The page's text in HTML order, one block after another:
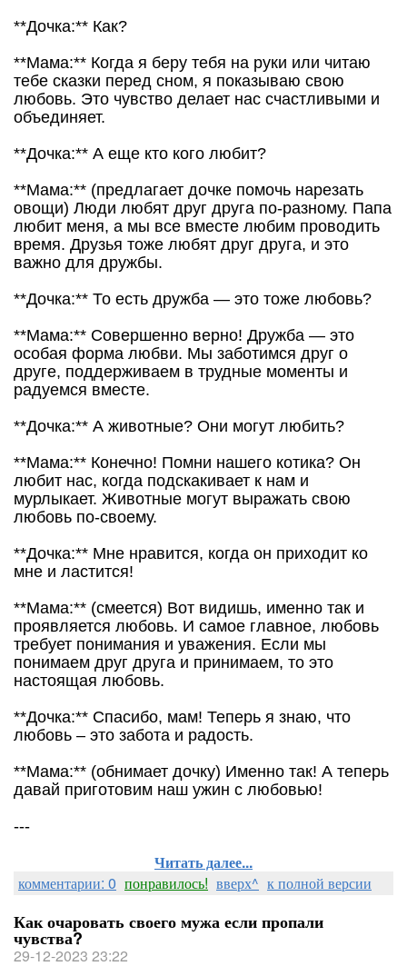
**Дочка:** Как?
**Мама:** Когда я беру тебя на руки или читаю
тебе сказки перед сном, я показываю свою
любовь. Это чувство делает нас счастливыми и
объединяет.
**Дочка:** А еще кто кого любит?
**Мама:** (предлагает дочке помочь нарезать
овощи) Люди любят друг друга по-разному. Папа
любит меня, а мы все вместе любим проводить
время. Друзья тоже любят друг друга, и это
важно для дружбы.
**Дочка:** То есть дружба — это тоже любовь?
**Мама:** Совершенно верно! Дружба — это
особая форма любви. Мы заботимся друг о
друге, поддерживаем в трудные моменты и
радуемся вместе.
**Дочка:** А животные? Они могут любить?
**Мама:** Конечно! Помни нашего котика? Он
любит нас, когда подскакивает к нам и
мурлыкает. Животные могут выражать свою
любовь по-своему.
**Дочка:** Мне нравится, когда он приходит ко
мне и ластится!
**Мама:** (смеется) Вот видишь, именно так и
проявляется любовь. И самое главное, любовь
требует понимания и уважения. Если мы
понимаем друг друга и принимаем, то это
настоящая любовь.
**Дочка:** Спасибо, мам! Теперь я знаю, что
любовь – это забота и радость.
**Мама:** (обнимает дочку) Именно так! А теперь
давай приготовим наш ужин с любовью!
---
Читать далее...
комментарии: 0 понравилось! вверх^ к полной версии
Как очаровать своего мужа если пропали
чувства?
29-12-2023 23:22